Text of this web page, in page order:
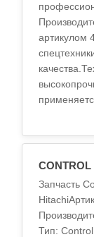
артикулом
CONTROL
Запчасть
Тип: